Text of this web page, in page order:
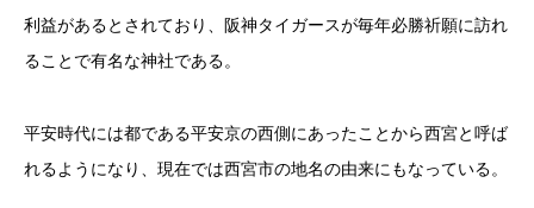
利益があるとされており、阪神タイガースが毎年必勝祈願に訪れ
ることで有名な神社である。
平安時代には都である平安京の西側にあったことから西宮と呼ば
れるようになり、現在では西宮市の地名の由来にもなっている。